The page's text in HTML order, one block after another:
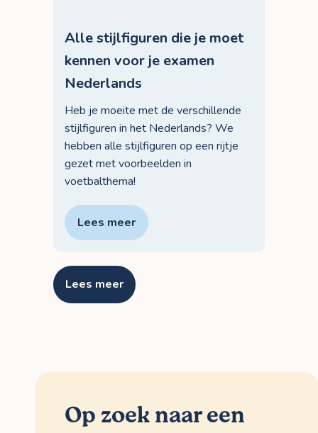
Alle stijlfiguren die je moet
kennen voor je examen
Nederlands
Heb je moeite met de verschillende
stijlfiguren in het Nederlands? We
hebben alle stijlfiguren op een rijtje
gezet met voorbeelden in
voetbalthema!
Lees meer
Lees meer
Op zoek naar een